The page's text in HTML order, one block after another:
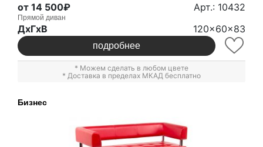
от 14 500₽ Арт.: 10432
Прямой диван
ДxГxВ 120x60x83
подробнее
* Можем сделать в любом цвете
* Доставка в пределах МКАД бесплатно
Бизнес